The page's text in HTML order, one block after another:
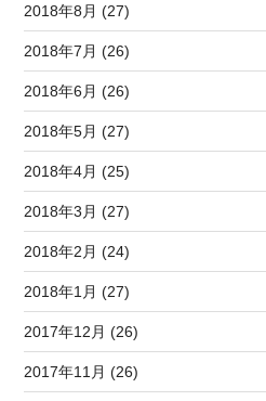
2018年8月 (27)
2018年7月 (26)
2018年6月 (26)
2018年5月 (27)
2018年4月 (25)
2018年3月 (27)
2018年2月 (24)
2018年1月 (27)
2017年12月 (26)
2017年11月 (26)